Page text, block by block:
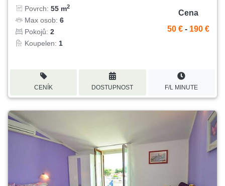
Povrch: 55 m2
Max osob: 6
Pokojů: 2
Koupelen: 1
Cena
50 € - 190 €
CENÍK DOSTUPNOST F/L MINUTE